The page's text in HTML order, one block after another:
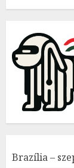
Brazília –